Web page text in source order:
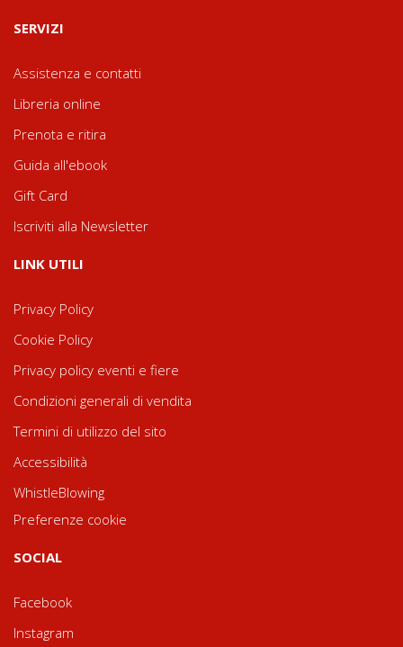
SERVIZI
Assistenza e contatti
Libreria online
Prenota e ritira
Guida all'ebook
Gift Card
Iscriviti alla Newsletter
LINK UTILI
Privacy Policy
Cookie Policy
Privacy policy eventi e fiere
Condizioni generali di vendita
Termini di utilizzo del sito
Accessibilità
WhistleBlowing
Preferenze cookie
SOCIAL
Facebook
Instagram